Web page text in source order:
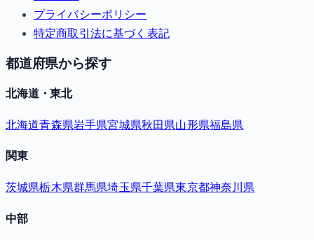
プライバシーポリシー
特定商取引法に基づく表記
都道府県から探す
北海道・東北
北海道青森県岩手県宮城県秋田県山形県福島県
関東
茨城県栃木県群馬県埼玉県千葉県東京都神奈川県
中部